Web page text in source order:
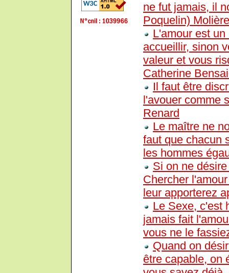
ne fut jamais, il
Poquelin) Molière
L'amour est
accueillir, sinon
valeur et vous
Catherine
Il faut être
l'avouer comme
Renard
Le maître ne
faut que chacun
les hommes
Si on ne
Chercher
leur apporterez
Le Sexe, c'est
jamais fait
vous ne le
Quand on
être capable, on